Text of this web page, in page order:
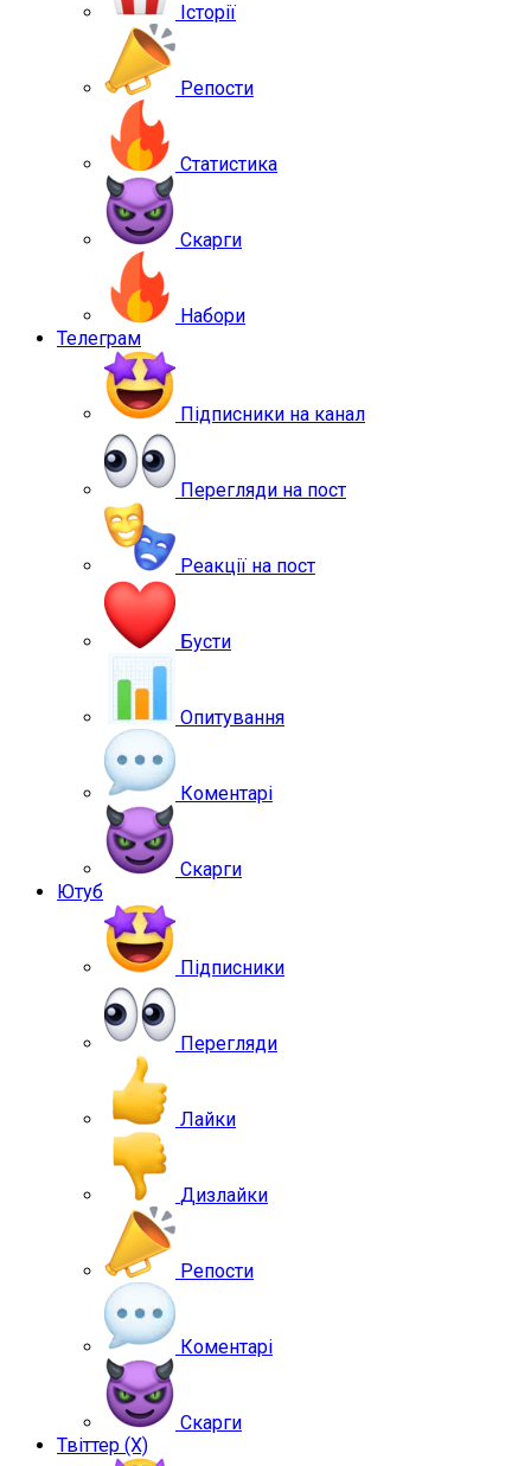
Історії
Репости
Статистика
Скарги
Набори
Телеграм
Підписники на канал
Перегляди на пост
Реакції на пост
Бусти
Опитування
Коментарі
Скарги
Ютуб
Підписники
Перегляди
Лайки
Дизлайки
Репости
Коментарі
Скарги
Твіттер (X)